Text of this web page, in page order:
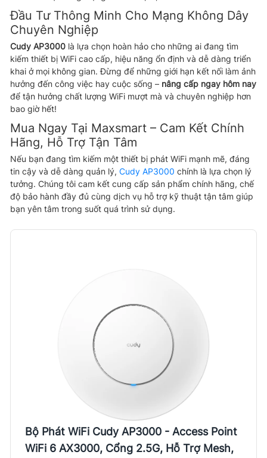
Đầu Tư Thông Minh Cho Mạng Không Dây
Chuyên Nghiệp
Cudy AP3000 là lựa chọn hoàn hảo cho những ai đang tìm
kiếm thiết bị WiFi cao cấp, hiệu năng ổn định và dễ dàng triển
khai ở mọi không gian. Đừng để những giới hạn kết nối làm ảnh
hưởng đến công việc hay cuộc sống – nâng cấp ngay hôm nay
để tận hưởng chất lượng WiFi mượt mà và chuyên nghiệp hơn
bao giờ hết!
Mua Ngay Tại Maxsmart – Cam Kết Chính
Hãng, Hỗ Trợ Tận Tâm
Nếu bạn đang tìm kiếm một thiết bị phát WiFi mạnh mẽ, đáng
tin cậy và dễ dàng quản lý, Cudy AP3000 chính là lựa chọn lý
tưởng. Chúng tôi cam kết cung cấp sản phẩm chính hãng, chế
độ bảo hành đầy đủ cùng dịch vụ hỗ trợ kỹ thuật tận tâm giúp
bạn yên tâm trong suốt quá trình sử dụng.
Bộ Phát WiFi Cudy AP3000 - Access Point
WiFi 6 AX3000, Cổng 2.5G, Hỗ Trợ Mesh,